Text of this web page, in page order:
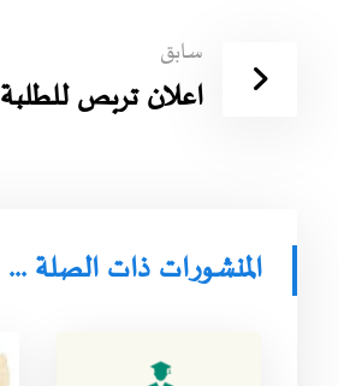
سابق
اعلان تربص للطلبة
المنشورات ذات الصلة ...